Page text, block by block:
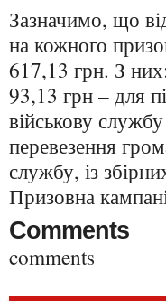
Зазначимо, що
на кожного
617,13 грн. З
93,13 грн – для
військову
перевезення
службу, із
Призовна
Comments
comments